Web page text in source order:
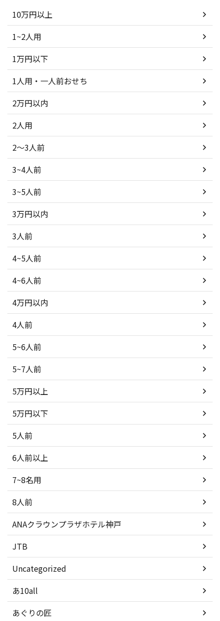
10万円以上
1~2人用
1万円以下
1人用・一人前おせち
2万円以内
2人用
2～3人前
3~4人前
3~5人前
3万円以内
3人前
4~5人前
4~6人前
4万円以内
4人前
5~6人前
5~7人前
5万円以上
5万円以下
5人前
6人前以上
7~8名用
8人前
ANAクラウンプラザホテル神戸
JTB
Uncategorized
あ10all
あぐりの匠